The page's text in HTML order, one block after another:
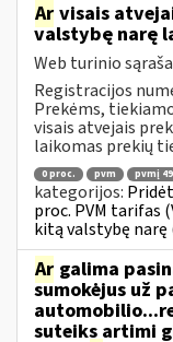
Ar visais
valstybę narę
Web turinio
Registracijos
Prekėms,
visais atvejais
laikomas prekių
0 proc. pvm pvmį
kategorijos:
proc. PVM tarifas
kitą valstybę narę
Ar galima
sumokėjus už
suteiks artimi